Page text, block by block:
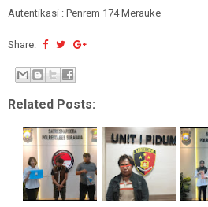
Autentikasi : Penrem 174 Merauke
Share:
Related Posts: